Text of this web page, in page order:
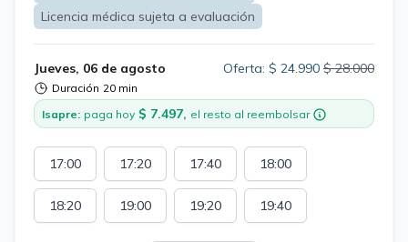
Licencia médica sujeta a evaluación
Jueves, 06 de agosto
Duración 20 min
Oferta: $ 24.990 $ 28.000
Isapre: paga hoy $ 7.497, el resto al reembolsar
17:00 17:20 17:40 18:00
18:20 19:00 19:20 19:40